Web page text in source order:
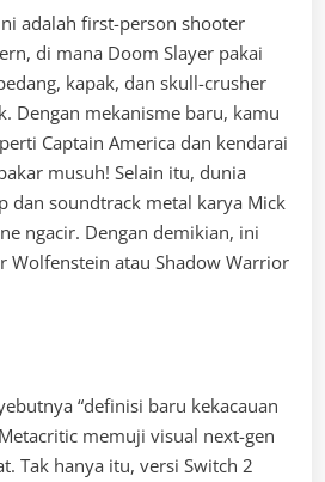
adalah first-person shooter
di mana Doom Slayer pakai
kapak, dan skull-crusher
Dengan mekanisme baru, kamu
Captain America dan kendarai
musuh! Selain itu, dunia
dan soundtrack metal karya Mick
ngacir. Dengan demikian, ini
Wolfenstein atau Shadow Warrior
“definisi baru kekacauan
memuji visual next-gen
Tak hanya itu, versi Switch 2